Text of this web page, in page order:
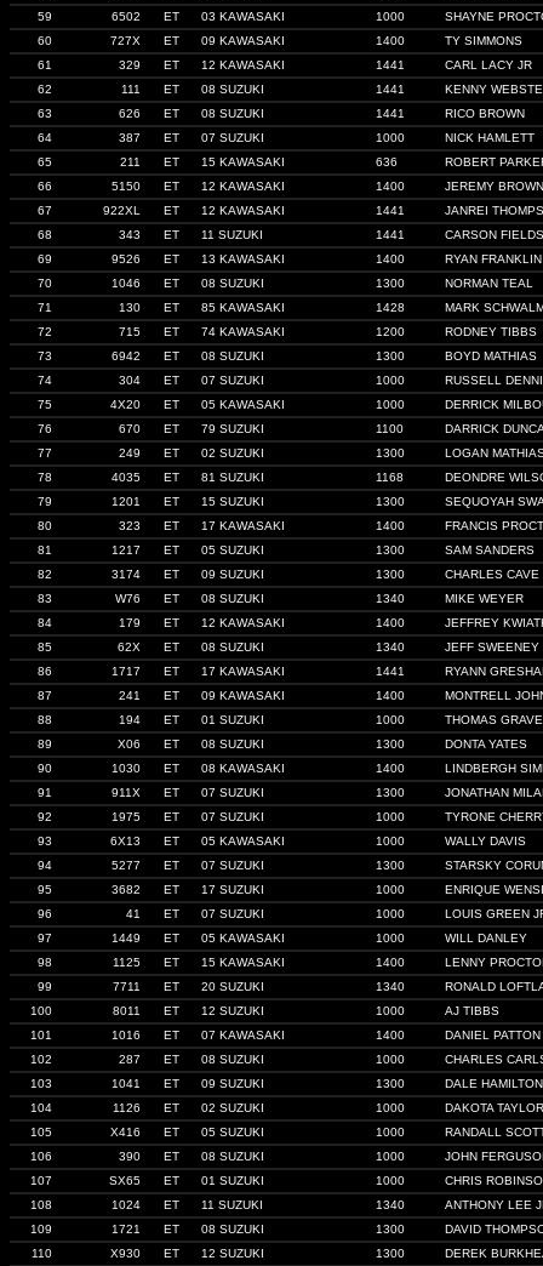
59
6502 ET 03 KAWASAKI 1000
SHAYNE
60
727X ET 09 KAWASAKI 1400
TY SIMMONS
61
329 ET 12 KAWASAKI 1441
CARL LACY JR
62
111 ET 08 SUZUKI 1441
KENNY
63
626 ET 08 SUZUKI 1441
RICO BROWN
64
387 ET 07 SUZUKI 1000
NICK HAMLETT
65
211 ET 15 KAWASAKI 636
ROBERT
66
5150 ET 12 KAWASAKI 1400
JEREMY BROWN
67
922XL ET 12 KAWASAKI 1441
JANREI
68
343 ET 11 SUZUKI 1441
CARSON FIELDS
69
9526 ET 13 KAWASAKI 1400
RYAN FRANKLIN
70
1046 ET 08 SUZUKI 1300
NORMAN TEAL
71
130 ET 85 KAWASAKI 1428
MARK
72
715 ET 74 KAWASAKI 1200
RODNEY TIBBS
73
6942 ET 08 SUZUKI 1300
BOYD MATHIAS
74
304 ET 07 SUZUKI 1000
RUSSELL
75
4X20 ET 05 KAWASAKI 1000
DERRICK
76
670 ET 79 SUZUKI 1100
DARRICK
77
249 ET 02 SUZUKI 1300
LOGAN
78
4035 ET 81 SUZUKI 1168
DEONDRE
79
1201 ET 15 SUZUKI 1300
SEQUOYAH
80
323 ET 17 KAWASAKI 1400
FRANCIS
81
1217 ET 05 SUZUKI 1300
SAM SANDERS
82
3174 ET 09 SUZUKI 1300
CHARLES CAVE
83
W76 ET 08 SUZUKI 1340
MIKE WEYER
84
179 ET 12 KAWASAKI 1400
JEFFREY
85
62X ET 08 SUZUKI 1340
JEFF SWEENEY
86
1717 ET 17 KAWASAKI 1441
RYANN
87
241 ET 09 KAWASAKI 1400
MONTRELL
88
194 ET 01 SUZUKI 1000
THOMAS
89
X06 ET 08 SUZUKI 1300
DONTA YATES
90
1030 ET 08 KAWASAKI 1400
LINDBERGH
91
911X ET 07 SUZUKI 1300
JONATHAN
92
1975 ET 07 SUZUKI 1000
TYRONE
93
6X13 ET 05 KAWASAKI 1000
WALLY DAVIS
94
5277 ET 07 SUZUKI 1300
STARSKY
95
3682 ET 17 SUZUKI 1000
ENRIQUE
96
41 ET 07 SUZUKI 1000
LOUIS GREEN
97
1449 ET 05 KAWASAKI 1000
WILL DANLEY
98
1125 ET 15 KAWASAKI 1400
LENNY
99
7711 ET 20 SUZUKI 1340
RONALD
100
8011 ET 12 SUZUKI 1000
AJ TIBBS
101
1016 ET 07 KAWASAKI 1400
DANIEL PATTON
102
287 ET 08 SUZUKI 1000
CHARLES
103
1041 ET 09 SUZUKI 1300
DALE HAMILTON
104
1126 ET 02 SUZUKI 1000
DAKOTA TAYLOR
105
X416 ET 05 SUZUKI 1000
RANDALL
106
390 ET 08 SUZUKI 1000
JOHN
107
SX65 ET 01 SUZUKI 1000
CHRIS
108
1024 ET 11 SUZUKI 1340
ANTHONY LEE
109
1721 ET 08 SUZUKI 1300
DAVID
110
X930 ET 12 SUZUKI 1300
DEREK